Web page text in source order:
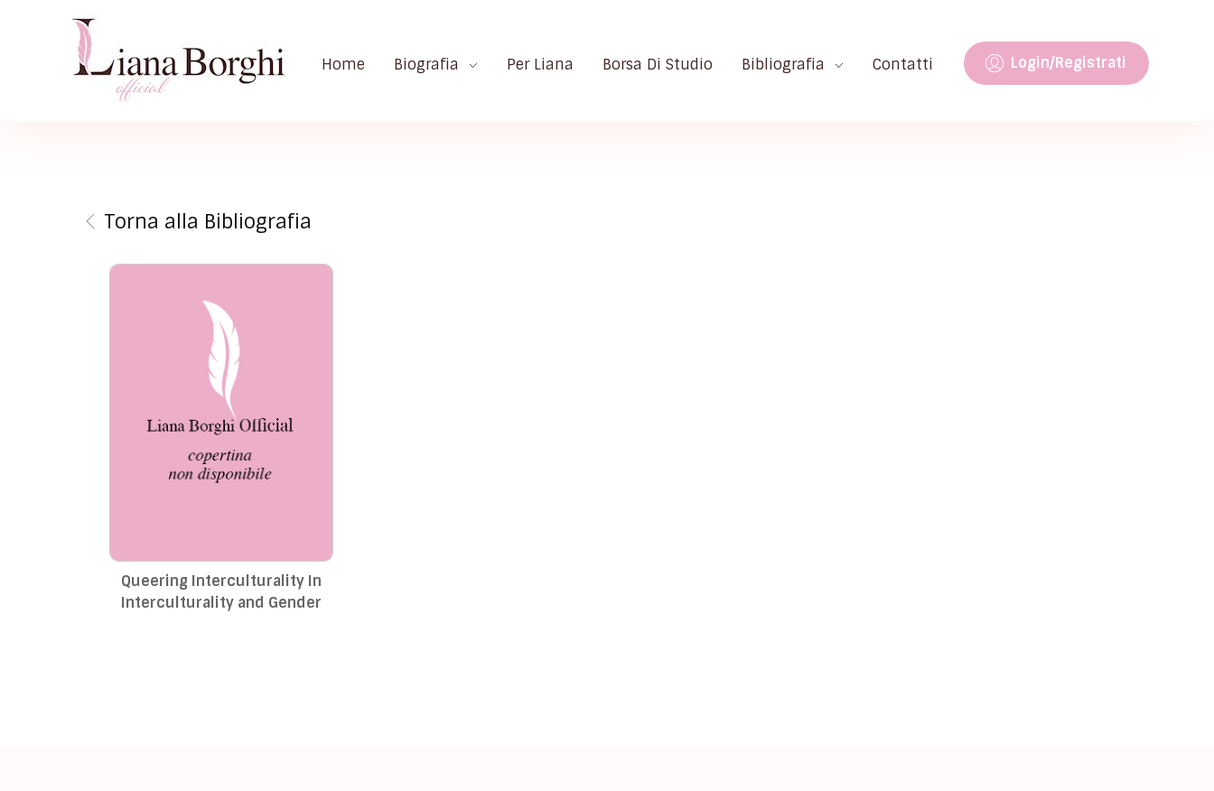
Home Biografia Per Liana Borsa Di Studio Bibliografia Contatti Login/Registrati
Torna alla Bibliografia
Queering Interculturality In
Interculturality and Gender